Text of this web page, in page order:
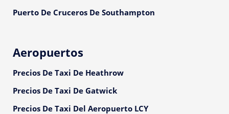
Puerto De Cruceros De Southampton
Aeropuertos
Precios De Taxi De Heathrow
Precios De Taxi De Gatwick
Precios De Taxi Del Aeropuerto LCY